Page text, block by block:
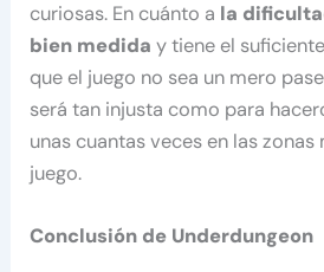
curiosas. En cuánto a la
bien medida y tiene el
que el juego no sea un mero
será tan injusta como para
unas cuantas veces en las
juego.
Conclusión de Underdungeon